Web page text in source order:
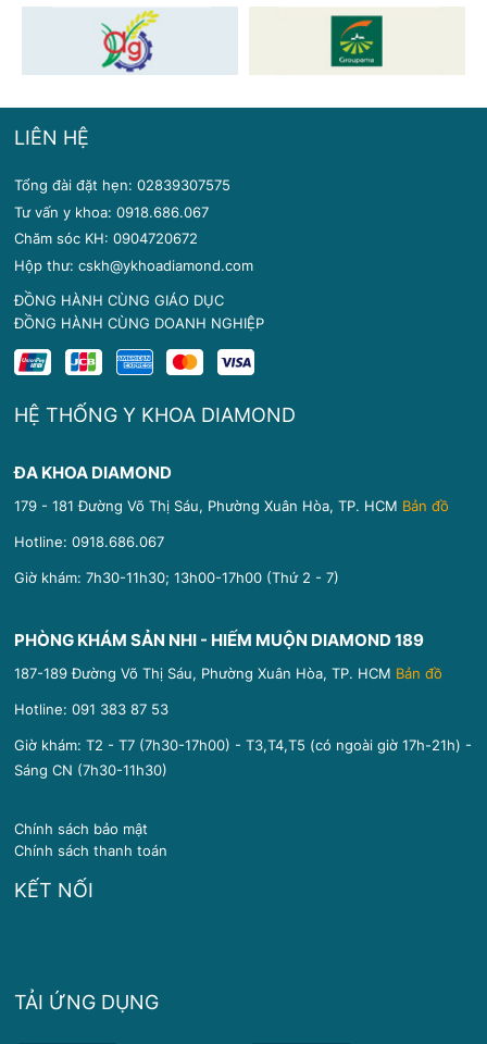
LIÊN HỆ
Tổng đài đặt hẹn: 02839307575
Tư vấn y khoa: 0918.686.067
Chăm sóc KH: 0904720672
Hộp thư: cskh@ykhoadiamond.com
ĐỒNG HÀNH CÙNG GIÁO DỤC
ĐỒNG HÀNH CÙNG DOANH NGHIỆP
HỆ THỐNG Y KHOA DIAMOND
ĐA KHOA DIAMOND
179 - 181 Đường Võ Thị Sáu, Phường Xuân Hòa, TP. HCM Bản đồ
Hotline:0918.686.067
Giờ khám: 7h30-11h30; 13h00-17h00 (Thứ 2 - 7)
PHÒNG KHÁM SẢN NHI - HIẾM MUỘN DIAMOND 189
187-189 Đường Võ Thị Sáu, Phường Xuân Hòa, TP. HCM Bản đồ
Hotline:091 383 87 53
Giờ khám: T2 - T7 (7h30-17h00) - T3,T4,T5 (có ngoài giờ 17h-21h) -
Sáng CN (7h30-11h30)
Chính sách bảo mật
Chính sách thanh toán
KẾT NỐI
TẢI ỨNG DỤNG